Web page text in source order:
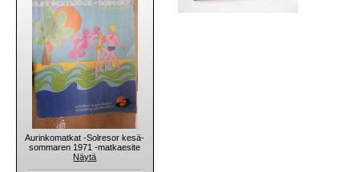
Aurinkomatkat -Solresor kesä-
sommaren 1971 -matkaesite
Näytä